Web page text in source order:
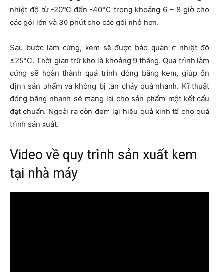
nhiệt độ từ -20°C đến -40°C trong khoảng 6 – 8 giờ cho
các gói lớn và 30 phút cho các gói nhỏ hơn.
Sau bước làm cứng, kem sẽ được bảo quản ở nhiệt độ
≤25°C. Thời gian trữ kho là khoảng 9 tháng. Quá trình làm
cứng sẽ hoàn thành quá trình đóng băng kem, giúp ổn
định sản phẩm và không bị tan chảy quá nhanh. Kĩ thuật
đóng băng nhanh sẽ mang lại cho sản phẩm một kết cấu
đạt chuẩn. Ngoài ra còn đem lại hiệu quả kinh tế cho quá
trình sản xuất.
Video về quy trình sản xuất kem
tại nhà máy